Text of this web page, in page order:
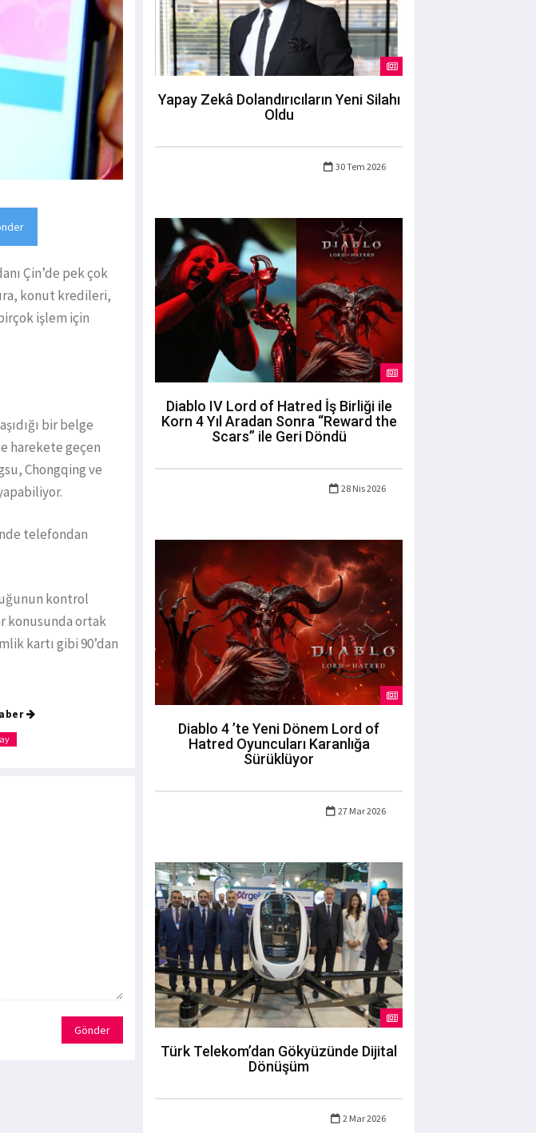
Çin’de pek çok
konut kredileri,
işlem için
bir belge
harekete geçen
Chongqing ve
telefondan
kontrol
konusunda ortak
kartı gibi 90’dan
Gönder
Yapay Zekâ Dolandırıcıların Yeni Silahı
Oldu
30 Tem 2026
Diablo IV Lord of Hatred İş Birliği ile
Korn 4 Yıl Aradan Sonra “Reward the
Scars” ile Geri Döndü
28 Nis 2026
Diablo 4 ’te Yeni Dönem Lord of
Hatred Oyuncuları Karanlığa
Sürüklüyor
27 Mar 2026
Türk Telekom’dan Gökyüzünde Dijital
Dönüşüm
2 Mar 2026